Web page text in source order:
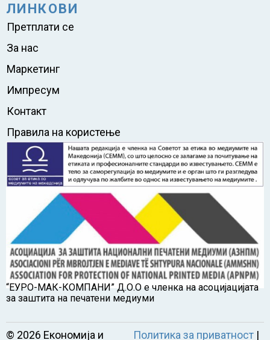
ЛИНКОВИ
Претплати се
За нас
Маркетинг
Импресум
Контакт
Правила на користење
“ЕУРО-МАК-КОМПАНИ” Д.О.О е членка на асоцијацијата
за заштита на печатени медиуми
© 2026 Економија и Политика за приватност|